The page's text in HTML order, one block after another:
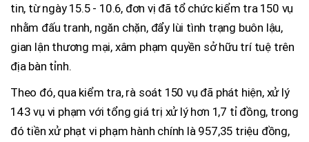
tin, từ ngày 15.5 - 10.6, đơn vị đã tổ chức kiểm tra 150 vụ
nhằm đấu tranh, ngăn chặn, đẩy lùi tình trạng buôn lậu,
gian lận thương mại, xâm phạm quyền sở hữu trí tuệ trên
địa bàn tỉnh.
Theo đó, qua kiểm tra, rà soát 150 vụ đã phát hiện, xử lý
143 vụ vi phạm với tổng giá trị xử lý hơn 1,7 tỉ đồng, trong
đó tiền xử phạt vi phạm hành chính là 957,35 triệu đồng,